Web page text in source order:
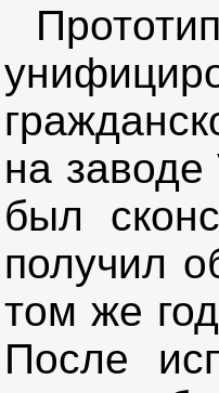
на заводе
был
получил
том же
После